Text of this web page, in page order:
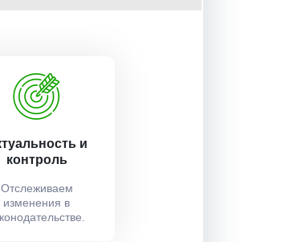
и
контроль
Отслеживаем
изменения в